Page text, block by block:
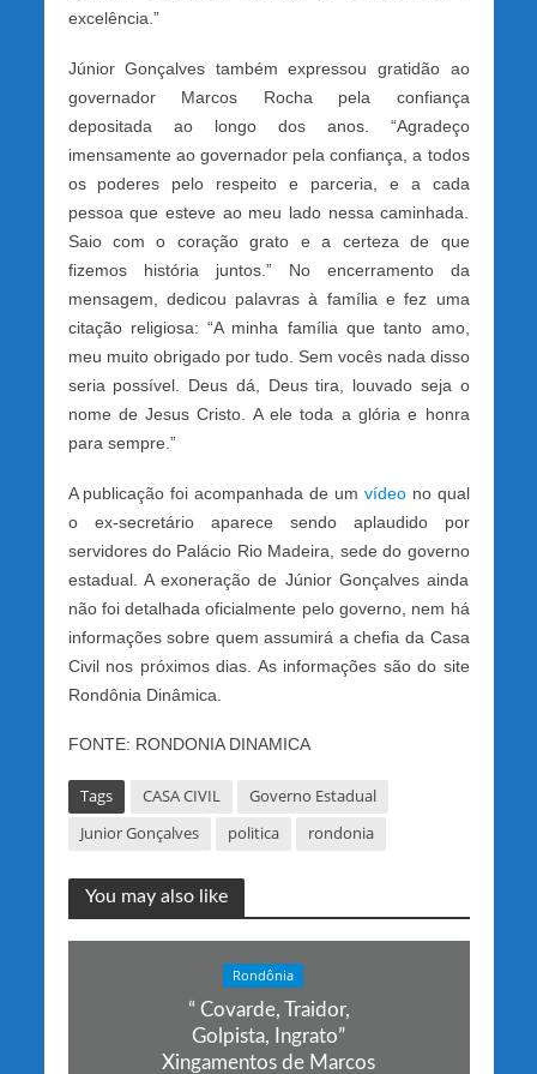
excelência.”
Júnior Gonçalves também expressou gratidão ao
governador Marcos Rocha pela confiança
depositada ao longo dos anos. “Agradeço
imensamente ao governador pela confiança, a todos
os poderes pelo respeito e parceria, e a cada
pessoa que esteve ao meu lado nessa caminhada.
Saio com o coração grato e a certeza de que
fizemos história juntos.” No encerramento da
mensagem, dedicou palavras à família e fez uma
citação religiosa: “A minha família que tanto amo,
meu muito obrigado por tudo. Sem vocês nada disso
seria possível. Deus dá, Deus tira, louvado seja o
nome de Jesus Cristo. A ele toda a glória e honra
para sempre.”
A publicação foi acompanhada de um vídeono qual
o ex-secretário aparece sendo aplaudido por
servidores do Palácio Rio Madeira, sede do governo
estadual. A exoneração de Júnior Gonçalves ainda
não foi detalhada oficialmente pelo governo, nem há
informações sobre quem assumirá a chefia da Casa
Civil nos próximos dias. As informações são do site
Rondônia Dinâmica.
FONTE: RONDONIA DINAMICA
Tags CASA CIVIL
Governo Estadual
Junior Gonçalves
politica rondonia
You may also like
Rondônia
“ Covarde, Traidor,
Golpista, Ingrato”
Xingamentos de Marcos